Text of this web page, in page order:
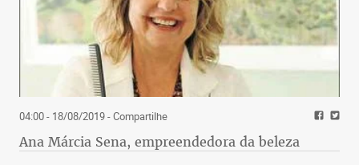
04:00 - 18/08/2019- Compartilhe
Ana Márcia Sena, empreendedora da beleza